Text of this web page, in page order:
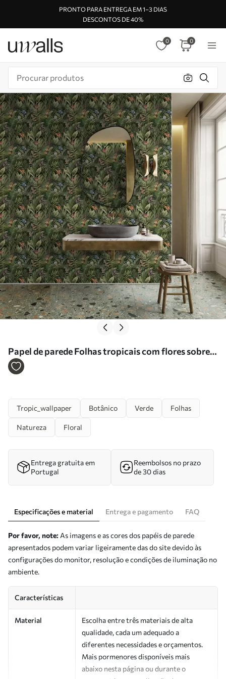
PRONTO PARA ENTREGA EM 1–3 DIAS
DESCONTOS DE 40%
0 0
Papel de parede Folhas tropicais com flores sobre
fundo escuro Nr. a01153
Tropic_wallpaper Botânico Verde Folhas
Natureza Floral
Entrega gratuita em
Portugal
Reembolsos no prazo
de 30 dias
Especificações e material Entrega e pagamento FAQ
Por favor, note: As imagens e as cores dos papéis de parede
apresentados podem variar ligeiramente das do site devido às
configurações do monitor, resolução e condições de iluminação no
ambiente.
Características
Material
Escolha entre três materiais de alta
qualidade, cada um adequado a
diferentes necessidades e orçamentos.
Mais pormenores disponíveis mais
abaixo nesta página ou durante o